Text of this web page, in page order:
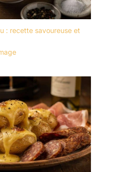
: recette savoureuse et